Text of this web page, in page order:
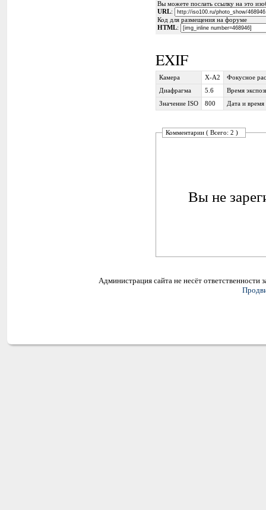
Вы можете послать ссылку на это
URL:
Код для размещения на форуме
HTML:
EXIF
Камера X-A2
Фокусное
Диафрагма
5.6
Время
Значение ISO
800 Дата и время
Комментарии ( Всего: 2 )
Вы не
Администрация сайта не несёт ответственности